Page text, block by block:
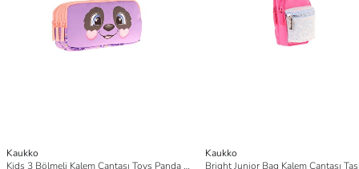
Kaukko
Kids 3 Bölmeli Kalem Çantası Toys Panda L8233
Kaukko